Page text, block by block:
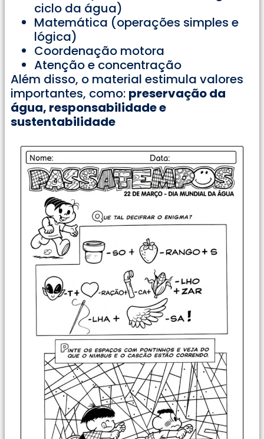
ciclo da água)
Matemática (operações simples e
lógica)
Coordenação motora
Atenção e concentração
Além disso, o material estimula valores
importantes, como: preservação da
água, responsabilidade e
sustentabilidade